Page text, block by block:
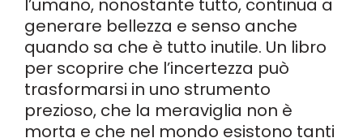
l’umano, nonostante tutto, continua a
generare bellezza e senso anche
quando sa che è tutto inutile. Un libro
per scoprire che l’incertezza può
trasformarsi in uno strumento
prezioso, che la meraviglia non è
morta e che nel mondo esistono tanti